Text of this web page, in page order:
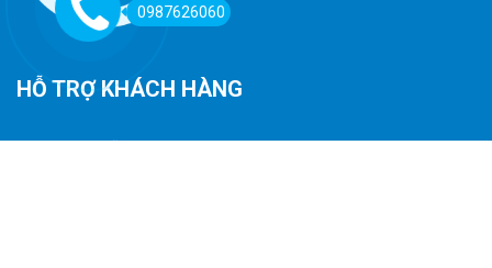
HỖ TRỢ KHÁCH HÀNG
0987626060